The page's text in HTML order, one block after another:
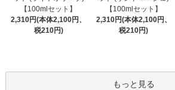
【100mlセット】
2,310円(本体2,100円、
税210円)
【100mlセット】
2,310円(本体2,100円、
税210円)
もっと見る